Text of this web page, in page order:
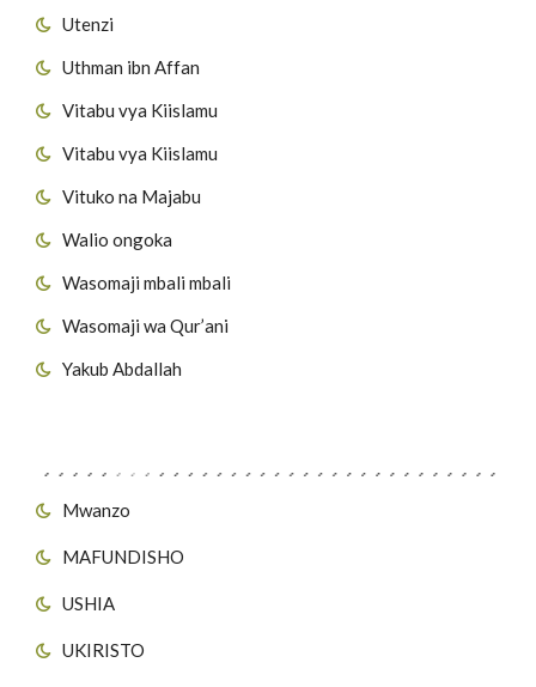
Utenzi
Uthman ibn Affan
Vitabu vya Kiislamu
Vitabu vya Kiislamu
Vituko na Majabu
Walio ongoka
Wasomaji mbali mbali
Wasomaji wa Qur’ani
Yakub Abdallah
Mwanzo
MAFUNDISHO
USHIA
UKIRISTO